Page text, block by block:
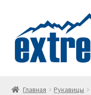
навигации
содержимому
Главная Рукавицы